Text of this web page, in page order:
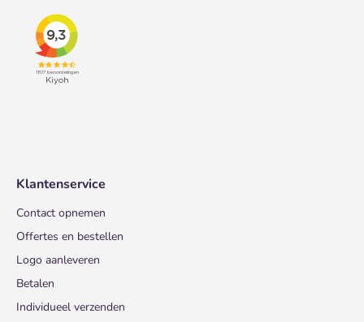
Klantenservice
Contact opnemen
Offertes en bestellen
Logo aanleveren
Betalen
Individueel verzenden